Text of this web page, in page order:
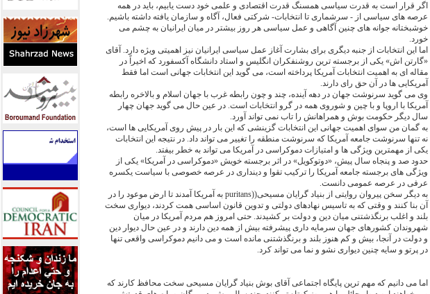
اگر قرار است به قدرت سياسی همسنگ قدرت اقتصادی و علمی خود دست يابيم، بايد در همه
عرصه های سياسی از - سرشماری تا انتخابات- شرکتی فعال، آگاه و سازمان يافته داشته باشيم.
خوشبختانه جوانه های چنين آگاهی و عمل سياسی هر روز بيشتر در ميان ايرانيان به چشم می
خورد.
اما اين انتخابات از جنبه ديگری برای بشارت آغاز عمل سياسی ايرانيان نيز اهميتی ويژه دارد. آقای
«گارتن اش» يکی از برجسته ترين روشنفکران انگليس و استاد دانشگاه آکسفورد که اخيراً در
مقاله ای به اهميت انتخابات آمريکا پرداخته است، می گويد اين انتخابات جهانی است اما فقط
آمريکايی ها در آن حق رای دارند.
وی می گويد سرنوشت جهان در دهه آينده، چند و چون رابطه غرب با جهان اسلام و بالاخره رابطه
آمريکا با اروپا و با چين و شوروی همه در گرو انتخابات است. در عين حال می گويد جهان چهار
سال ديگر حکومت بوش و همراهانش را تاب نمی تواند آورد.
به گمان من سوای اهميت جهانی اين انتخابات گزينشی که اين بار در پيش روی آمريکايی ها است،
نه تنها سرنوشت جامعه آمريکا که سرنوشت منطقه را تغيير می تواند داد. در نتيجه اين انتخابات
يکی از مهمترين ويژگی ها و امتيازات دموکراسی در آمريکا می تواند به خطر بيفتد.
حدود صد و پنجاه سال پيش، «دوتوکويل» در اثر برجسته خويش «دموکراسی در آمريکا» يکی از
ويژگی های برجسته جامعه آمريکا را ترکيب تقوا و دينداری در عرصه خصوصی با سياست يکسره
عرفی در عرصه عمومی دانست.
به ديگر سخن پيروان روايتی از بنياد گرايان مسيحی((puritans به آمريکا آمدند تا ارض موعود را در
آن بنا کنند و وقتی که به تاسيس نهادهای دولتی و تدوين قانون اساسی همت کردند، ديواری سخت
بلند و اغلب برنگذشتنی ميان دين و دولت بر کشيدند. حتی امروز هم مردم آمريکا در ميان
شهروندان کشورهای جهان سرمايه داری پيشرفته بيش از همه دين دارند و در عين حال ديوار دين
و دولت در آنجا، بيش و کم هنوز بلند و برنگذشتنی مانده است و می دانيم دموکراسی واقعی تنها
در پرتو و سايه چنين ديواری نشو و نما می تواند کرد.
اما می دانيم که مهم ترين پايگاه اجتماعی آقای بوش بنياد گرايان مسيحی سخت محافظ کارند که